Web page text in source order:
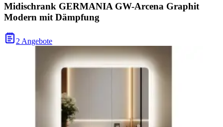
Midischrank GERMANIA GW-Arcena Graphit
Modern mit Dämpfung
2 Angebote